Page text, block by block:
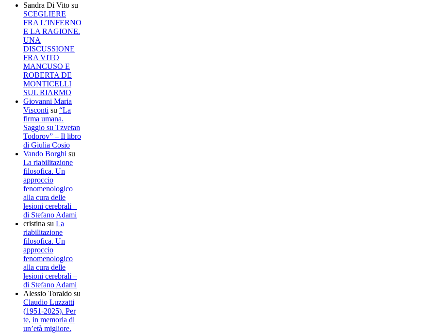
Sandra Di Vito su
SCEGLIERE
FRA L’INFERNO
E LA RAGIONE.
UNA
DISCUSSIONE
FRA VITO
MANCUSO E
ROBERTA DE
MONTICELLI
SUL RIARMO
Giovanni Maria
Visconti su “La
firma umana.
Saggio su Tzvetan
Todorov” – Il libro
di Giulia Cosio
Vando Borghi su
La riabilitazione
filosofica. Un
approccio
fenomenologico
alla cura delle
lesioni cerebrali –
di Stefano Adami
cristina su La
riabilitazione
filosofica. Un
approccio
fenomenologico
alla cura delle
lesioni cerebrali –
di Stefano Adami
Alessio Toraldo su
Claudio Luzzatti
(1951-2025). Per
te, in memoria di
un’età migliore.